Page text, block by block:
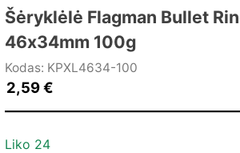
Šėryklėlė Flagman Bullet
46х34mm 100g
Kodas: KPXL4634-100
2,59€
Liko 24